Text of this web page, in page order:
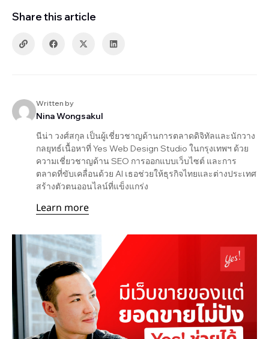
Share this article
Written by
Nina Wongsakul
นีน่า วงศ์สกุล เป็นผู้เชี่ยวชาญด้านการตลาดดิจิทัลและนักวาง
กลยุทธ์เนื้อหาที่ Yes Web Design Studio ในกรุงเทพฯ ด้วย
ความเชี่ยวชาญด้าน SEO การออกแบบเว็บไซต์ และการ
ตลาดที่ขับเคลื่อนด้วย AI เธอช่วยให้ธุรกิจไทยและต่างประเทศ
สร้างตัวตนออนไลน์ที่แข็งแกร่ง
Learn more